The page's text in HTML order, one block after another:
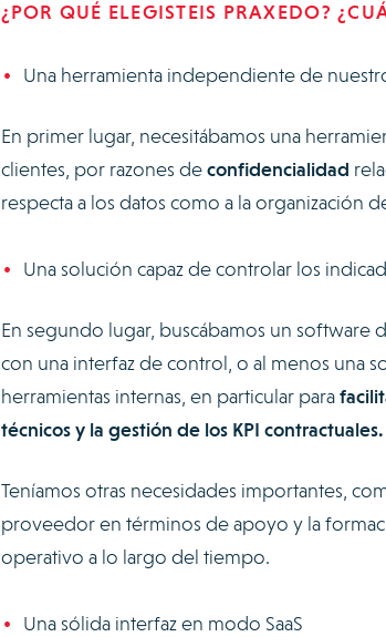
¿POR QUÉ ELEGISTEIS PRAXEDO?
Una herramienta independiente de
En primer lugar, necesitábamos una
clientes, por razones deconfidencialidad
respecta a los datos como a la organización
Una solución capaz de controlar los
En segundo lugar, buscábamos un
con una interfaz de control, o al menos una
herramientas internas, en particular para
técnicos y la gestión de los KPI contractuales.
Teníamos otras necesidades importantes,
proveedor en términos de apoyo y la
operativo a lo largo del tiempo.
Una sólida interfaz en modo SaaS